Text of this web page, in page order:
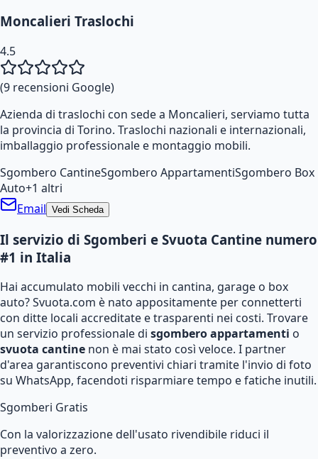
Moncalieri Traslochi
4.5
(9 recensioni Google)
Azienda di traslochi con sede a Moncalieri, serviamo tutta
la provincia di Torino. Traslochi nazionali e internazionali,
imballaggio professionale e montaggio mobili.
Sgombero CantineSgombero AppartamentiSgombero Box
Auto+1 altri
Email Vedi Scheda
Il servizio di Sgomberi e Svuota Cantine numero
#1 in Italia
Hai accumulato mobili vecchi in cantina, garage o box
auto? Svuota.com è nato appositamente per connetterti
con ditte locali accreditate e trasparenti nei costi. Trovare
un servizio professionale di sgombero appartamenti o
svuota cantine non è mai stato così veloce. I partner
d'area garantiscono preventivi chiari tramite l'invio di foto
su WhatsApp, facendoti risparmiare tempo e fatiche inutili.
Sgomberi Gratis
Con la valorizzazione dell'usato rivendibile riduci il
preventivo a zero.